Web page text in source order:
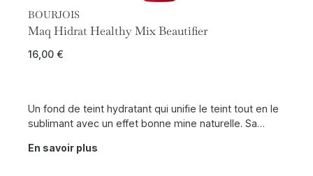
BOURJOIS
Maq Hidrat Healthy Mix Beautifier
16,00 €
Un fond de teint hydratant qui unifie le teint tout en le
sublimant avec un effet bonne mine naturelle. Sa…
En savoir plus